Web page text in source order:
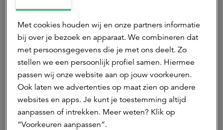
Deel dit artikel
Hierna lezen
Bezoek de kennisbank
Met cookies houden wij en onze partners informatie
bij over je bezoek en apparaat. We combineren dat
met persoonsgegevens die je met ons deelt. Zo
stellen we een persoonlijk profiel samen. Hiermee
passen wij onze website aan op jouw voorkeuren.
Ook laten we advertenties op maat zien op andere
websites en apps. Je kunt je toestemming altijd
aanpassen of intrekken. Meer weten? Klik op
“Voorkeuren aanpassen”.